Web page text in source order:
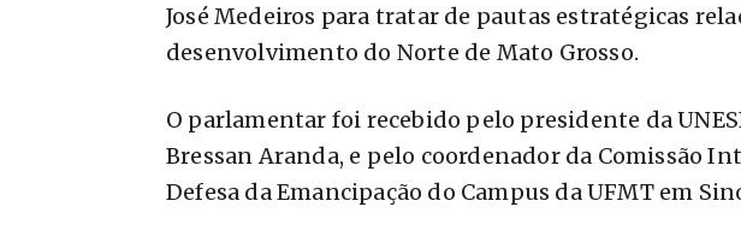
José Medeiros para tratar de pautas estratégicas
desenvolvimento do Norte de Mato Grosso.
O parlamentar foi recebido pelo presidente da
Bressan Aranda, e pelo coordenador da Comissão
Defesa da Emancipação do Campus da UFMT em